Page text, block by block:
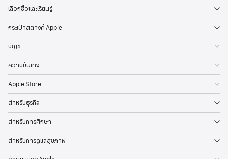
lเลือกซื้อและเรียนรู้
กระเป๋าสตางค์ Apple
บัญชี
ความบันเทิง
Apple Store
สำหรับธุรกิจ
สำหรับการศึกษา
สำหรับการดูแลสุขภาพ